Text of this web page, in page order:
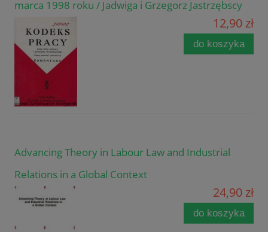
marca 1998 roku / Jadwiga i Grzegorz Jastrzębscy
12,90 zł
do koszyka
Advancing Theory in Labour Law and Industrial
Relations in a Global Context
24,90 zł
do koszyka